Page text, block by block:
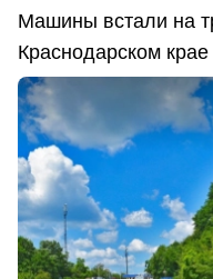
Машины встали на
Краснодарском крае